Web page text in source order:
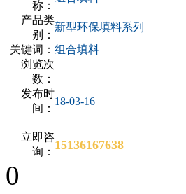
称：
产品类
别：
新型环保填料系列
关键词： 组合填料
浏览次
数：
发布时
间：
18-03-16
立即咨
询： 15136167638
0